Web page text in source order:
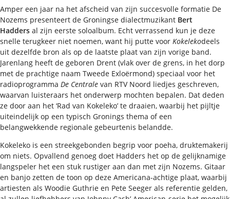
Amper een jaar na het afscheid van zijn succesvolle formatie De
Nozems presenteert de Groningse dialectmuzikant Bert
Hadders al zijn eerste soloalbum. Echt verrassend kun je deze
snelle terugkeer niet noemen, want hij putte voor Kokelekodeels
uit dezelfde bron als op de laatste plaat van zijn vorige band.
Jarenlang heeft de geboren Drent (vlak over de grens, in het dorp
met de prachtige naam Tweede Exloërmond) speciaal voor het
radioprogramma De Centrale van RTV Noord liedjes geschreven,
waarvan luisteraars het onderwerp mochten bepalen. Dat deden
ze door aan het ‘Rad van Kokeleko’ te draaien, waarbij het pijltje
uiteindelijk op een typisch Gronings thema of een
belangwekkende regionale gebeurtenis belandde.
Kokeleko is een streekgebonden begrip voor poeha, druktemakerij
om niets. Opvallend genoeg doet Hadders het op de gelijknamige
langspeler het een stuk rustiger aan dan met zijn Nozems. Gitaar
en banjo zetten de toon op deze Americana-achtige plaat, waarbij
artiesten als Woodie Guthrie en Pete Seeger als referentie gelden,